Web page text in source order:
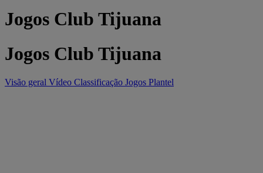
Jogos Club Tijuana
Jogos Club Tijuana
Visão geral Vídeo Classificação Jogos Plantel